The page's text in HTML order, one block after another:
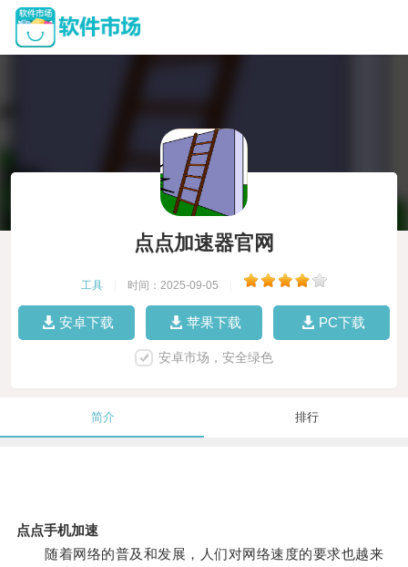
点点加速器官网
工具 时间：2025-09-05
安卓下载 苹果下载 PC下载
安卓市场，安全绿色
简介 排行
点点手机加速
随着网络的普及和发展，人们对网络速度的要求也越来